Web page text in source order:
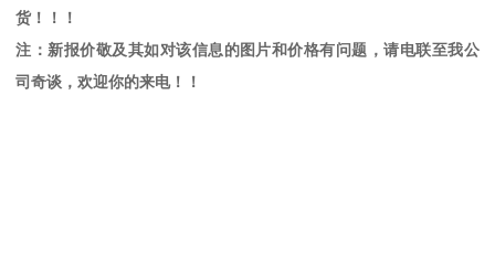
货！！！
注：新报价敬及其如对该信息的图片和价格有问题，请电联至我公
司奇谈，欢迎你的来电！！